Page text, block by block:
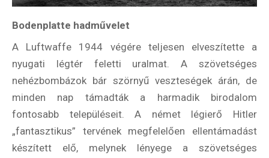
Bodenplatte hadművelet
A Luftwaffe 1944 végére teljesen elveszítette a
nyugati légtér feletti uralmat. A szövetséges
nehézbombázok bár szörnyű veszteségek árán, de
minden nap támadták a harmadik birodalom
fontosabb településeit. A német légierő Hitler
„fantasztikus” tervének megfelelően ellentámadást
készített elő, melynek lényege a szövetséges